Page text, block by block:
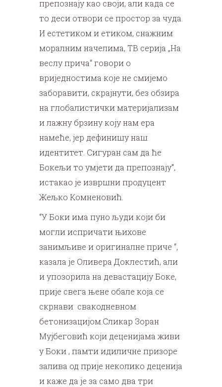
препознају као своји, али када се
то деси отвори се простор за чуда.
И естетиком и етиком, снажним
моралним начелима, ТВ серија „На
веслу прича“ говори о
вриједностима које не смијемо
заборавити, скрајнути, без обзира
на глобалистички материјализам
и лажну брзину коју нам ера
намеће, јер дефинишу наш
идентитет. Сигуран сам да ће
Бокељи то умјети да препознају“,
истакао је извршни продуцент
Жељко Комненовић.
“У Боки има пуно људи који би
могли испричати њихове
занимљиве и оригиналне приче “,
казала је Оливера Доклестић, али
и упозорила на девастацију Боке,
прије свега њене обале која се
скрнави свакодневном
бетонизацијом.Сликар Зоран
Мујбеговић који деценијама живи
у Боки , памти идиличне призоре
залива од прије неколико деценија
и каже да је за само два три